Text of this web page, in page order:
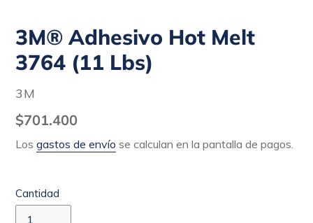
3M® Adhesivo Hot Melt
3764 (11 Lbs)
PROVEEDOR
3M
Precio
habitual
$701.400
Los gastos de envío se calculan en la pantalla de pagos.
Cantidad